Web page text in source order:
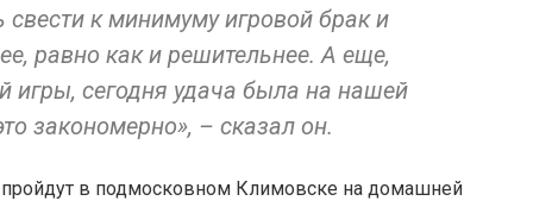
к минимуму игровой брак и
равно как и решительнее. А еще,
игры, сегодня удача была на нашей
закономерно», – сказал он.
в подмосковном Климовске на домашней